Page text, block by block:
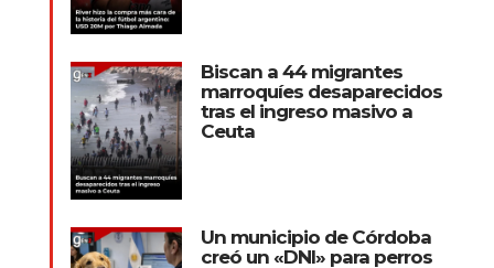
Biscan a 44 migrantes
marroquíes desaparecidos
tras el ingreso masivo a
Ceuta
Un municipio de Córdoba
creó un «DNI» para perros